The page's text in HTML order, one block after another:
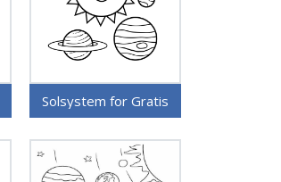
Solsystem for Gratis